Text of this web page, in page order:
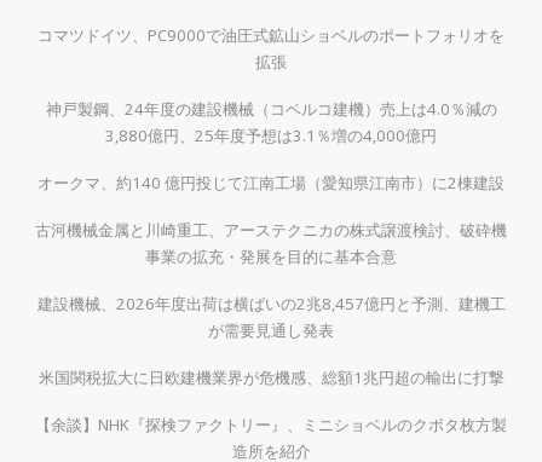
コマツドイツ、PC9000で油圧式鉱山ショベルのポートフォリオを
拡張
神戸製鋼、24年度の建設機械（コベルコ建機）売上は4.0％減の
3,880億円、25年度予想は3.1％増の4,000億円
オークマ、約140 億円投じて江南工場（愛知県江南市）に2棟建設
古河機械金属と川崎重工、アーステクニカの株式譲渡検討、破砕機
事業の拡充・発展を目的に基本合意
建設機械、2026年度出荷は横ばいの2兆8,457億円と予測、建機工
が需要見通し発表
米国関税拡大に日欧建機業界が危機感、総額1兆円超の輸出に打撃
【余談】NHK『探検ファクトリー』、ミニショベルのクボタ枚方製
造所を紹介